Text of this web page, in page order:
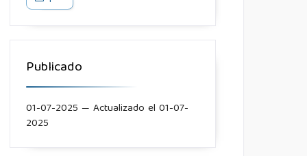
Publicado
01-07-2025 — Actualizado el 01-07-
2025